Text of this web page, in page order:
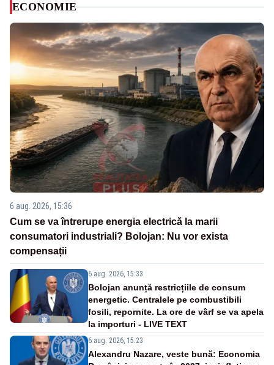
ECONOMIE
6 aug. 2026, 15:36
Cum se va întrerupe energia electrică la marii
consumatori industriali? Bolojan: Nu vor exista
compensații
6 aug. 2026, 15:33
Bolojan anunță restricțiile de consum
energetic. Centralele pe combustibili
fosili, repornite. La ore de vârf se va apela
la importuri - LIVE TEXT
6 aug. 2026, 15:23
Alexandru Nazare, veste bună: Economia